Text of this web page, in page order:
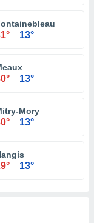
13°
13°
Mory
13°
13°